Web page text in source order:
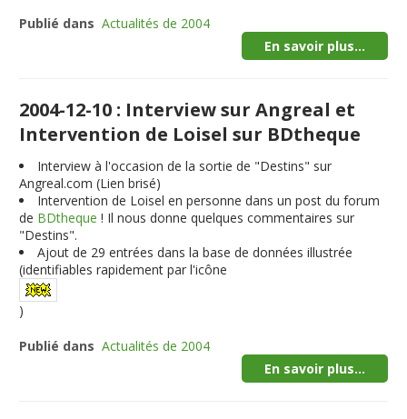
Publié dans Actualités de 2004
En savoir plus...
2004-12-10 : Interview sur Angreal et
Intervention de Loisel sur BDtheque
Interview à l'occasion de la sortie de "Destins" sur
Angreal.com (Lien brisé)
Intervention de Loisel en personne dans un post du forum
de BDtheque ! Il nous donne quelques commentaires sur
"Destins".
Ajout de 29 entrées dans la base de données illustrée
(identifiables rapidement par l'icône
)
Publié dans Actualités de 2004
En savoir plus...